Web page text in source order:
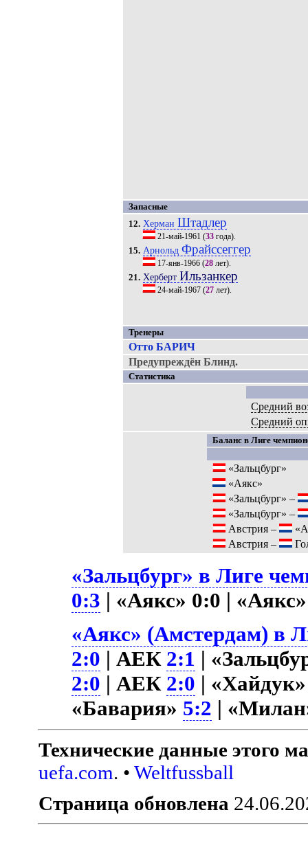
Запасные
12. Херман Штадлер
21-май-1961 (33года).
15. Арнольд Фрайссеггер
17-янв-1966(28лет).
21. Херберт Ильзанкер
24-май-1967(27лет).
Тренеры
Отто БАРИЧ
Предупреждён Блинд.
Статистика
Средний
Средний
Баланс в Лиге
«Зальцбург»
«Аякс»
«Зальцбург» –
«Зальцбург» –
Австрия –
Австрия –
«Зальцбург» в Лиге
0:3 | «Аякс» 0:0 |
«Аякс» (Амстердам) в
2:0 | АЕК 2:1 |
2:0 | АЕК 2:0 |
«Бавария» 5:2 |
Технические данные этого
uefa.com. •Weltfussball
Страница обновлена